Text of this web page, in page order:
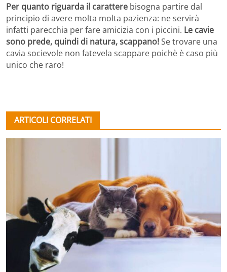
Per quanto riguarda il carattere bisogna partire dal
principio di avere molta molta pazienza: ne servirà
infatti parecchia per fare amicizia con i piccini. Le cavie
sono prede, quindi di natura, scappano!Se trovare una
cavia socievole non fatevela scappare poichè è caso più
unico che raro!
ARTICOLI CORRELATI